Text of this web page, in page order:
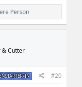
Person
& Cutter
IN #20